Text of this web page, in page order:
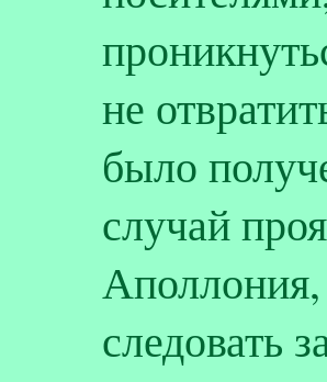
не
было
случай
Аполлония,
следовать